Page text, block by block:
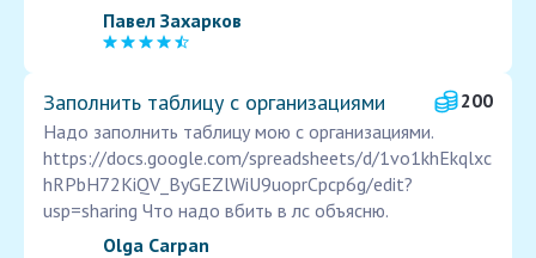
Павел Захарков
Заполнить таблицу с организациями
200
Надо заполнить таблицу мою с организациями.
https://docs.google.com/spreadsheets/d/1vo1khEkqlxc
hRPbH72KiQV_ByGEZlWiU9uoprCpcp6g/edit?
usp=sharing Что надо вбить в лс объясню.
Olga Carpan